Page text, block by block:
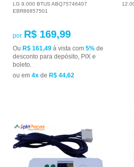
LG 9.000 BTUS ABQ75746407
EBR86857501
por R$ 169,99
Ou R$ 161,49 à vista com 5% de
desconto para depósito, PIX e
boleto.
ou em 4x de R$ 44,62